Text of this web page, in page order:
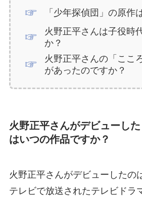
「少年探偵団」の原作
火野正平さんは子役時
か？
火野正平さんの「ここ
があったのですか？
火野正平さんがデビューした
はいつの作品ですか？
火野正平さんがデビューしたの
テレビで放送されたテレビドラ